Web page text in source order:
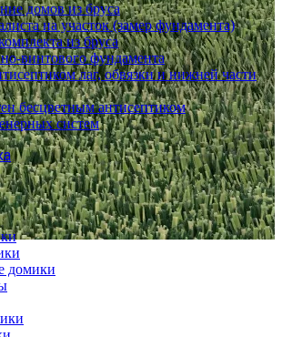
домов из бруса
на участок (замер фундамента)
из бруса
винтового фундамента
лаг, обвязки и нижней части
бесцветным антисептиком
систем
домики